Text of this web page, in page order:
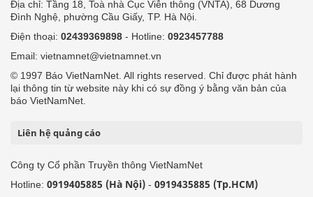
Địa chỉ: Tầng 18, Toà nhà Cục Viễn thông (VNTA), 68 Dương
Đình Nghệ, phường Cầu Giấy, TP. Hà Nội.
Điện thoại: 02439369898 - Hotline: 0923457788
Email: vietnamnet@vietnamnet.vn
© 1997 Báo VietNamNet. All rights reserved. Chỉ được phát hành
lại thông tin từ website này khi có sự đồng ý bằng văn bản của
báo VietNamNet.
Liên hệ quảng cáo
Công ty Cổ phần Truyền thông VietNamNet
Hotline: 0919405885 (Hà Nội) - 0919435885 (Tp.HCM)